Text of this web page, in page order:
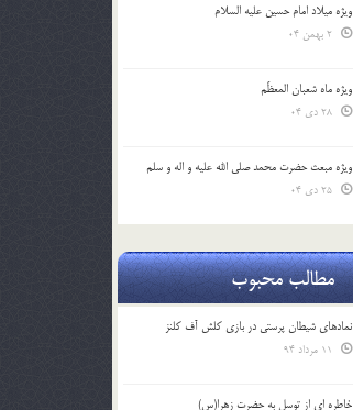
ویژه میلاد امام حسین علیه السلام
ویژه ماه شعبان المعظّم
ویژه مبعث حضرت محمد صلی الله علیه و اله و سلم
مطالب محبوب
نمادهای شیطان پرستی در بازی کلش آف کلنز
خاطره ای از توسل به حضرت زهرا(س)